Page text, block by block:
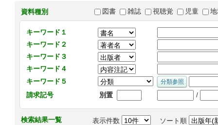
資料種別 図書 雑誌 視聴覚 児童
キーワード１
キーワード２
キーワード３
キーワード４
キーワード５
請求記号
別置 /
検索結果一覧 表示件数 ソート順